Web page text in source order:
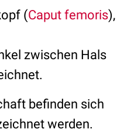
(Caput femoris),
zwischen Hals
befinden sich
werden.